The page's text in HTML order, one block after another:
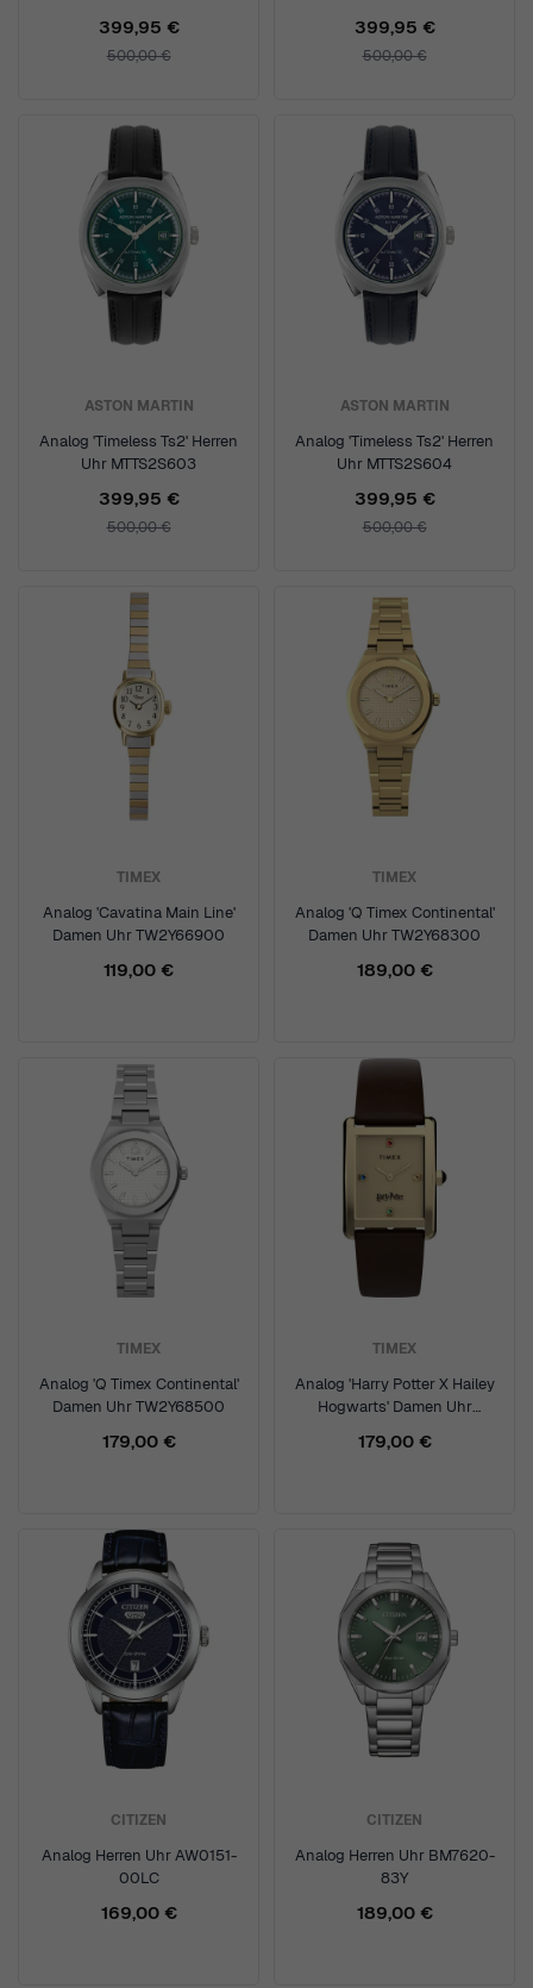
399,95 €
500,00 €
399,95 €
500,00 €
ASTON MARTIN
Analog 'Timeless Ts2' Herren
Uhr MTTS2S603
399,95 €
500,00 €
ASTON MARTIN
Analog 'Timeless Ts2' Herren
Uhr MTTS2S604
399,95 €
500,00 €
TIMEX
Analog 'Cavatina Main Line'
Damen Uhr TW2Y66900
119,00 €
TIMEX
Analog 'Q Timex Continental'
Damen Uhr TW2Y68300
189,00 €
TIMEX
Analog 'Q Timex Continental'
Damen Uhr TW2Y68500
179,00 €
TIMEX
Analog 'Harry Potter X Hailey
Hogwarts' Damen Uhr
179,00 €
CITIZEN
Analog Herren Uhr AW0151-
00LC
169,00 €
CITIZEN
Analog Herren Uhr BM7620-
83Y
189,00 €